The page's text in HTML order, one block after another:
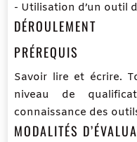
- Utilisation d’un outil
DÉROULEMENT
PRÉREQUIS
Savoir lire et écrire.
niveau de
connaissance des
MODALITÉS